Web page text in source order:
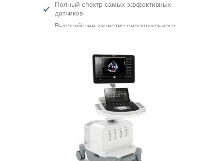
Полный спектр самых эффективных
датчиков
Высочайшее качество серошкального